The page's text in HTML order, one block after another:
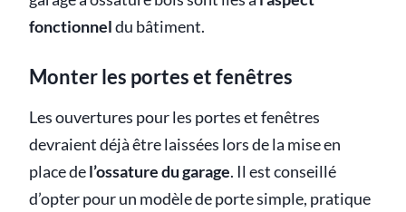
fonctionneldu bâtiment.
Monter les portes et fenêtres
Les ouvertures pour les portes et fenêtres
devraient déjà être laissées lors de la mise en
place del’ossature du garage. Il est conseillé
d’opter pour un modèle de porte simple, pratique